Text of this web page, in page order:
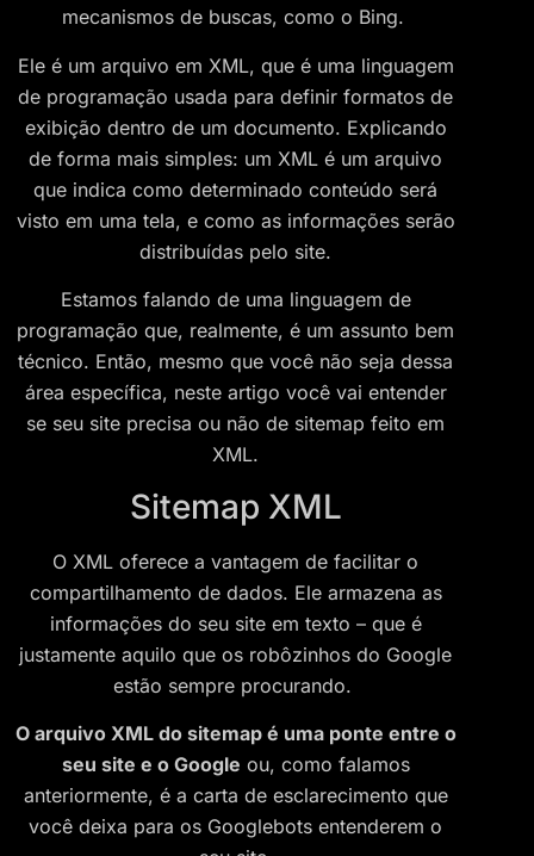
mecanismos de buscas, como o Bing.
Ele é um arquivo em XML, que é uma linguagem
de programação usada para definir formatos de
exibição dentro de um documento. Explicando
de forma mais simples: um XML é um arquivo
que indica como determinado conteúdo será
visto em uma tela, e como as informações serão
distribuídas pelo site.
Estamos falando de uma linguagem de
programação que, realmente, é um assunto bem
técnico. Então, mesmo que você não seja dessa
área específica, neste artigo você vai entender
se seu site precisa ou não de sitemap feito em
XML.
Sitemap XML
O XML oferece a vantagem de facilitar o
compartilhamento de dados. Ele armazena as
informações do seu site em texto – que é
justamente aquilo que os robôzinhos do Google
estão sempre procurando.
O arquivo XML do sitemap é uma ponte entre o
seu site e o Google ou, como falamos
anteriormente, é a carta de esclarecimento que
você deixa para os Googlebots entenderem o